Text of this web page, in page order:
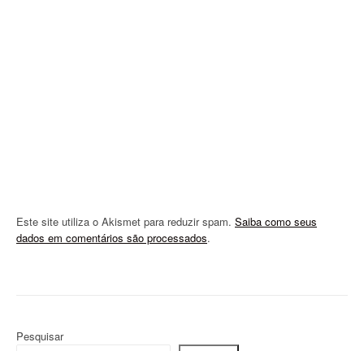
Este site utiliza o Akismet para reduzir spam. Saiba como seus
dados em comentários são processados.
Pesquisar